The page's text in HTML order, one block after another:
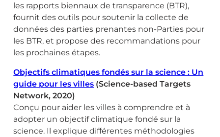
les rapports biennaux de transparence (BTR),
fournit des outils pour soutenir la collecte de
données des parties prenantes non-Parties pour
les BTR, et propose des recommandations pour
les prochaines étapes.
Objectifs climatiques fondés sur la science : Un
guide pour les villes (Science-based Targets
Network, 2020)
Conçu pour aider les villes à comprendre et à
adopter un objectif climatique fondé sur la
science. Il explique différentes méthodologies